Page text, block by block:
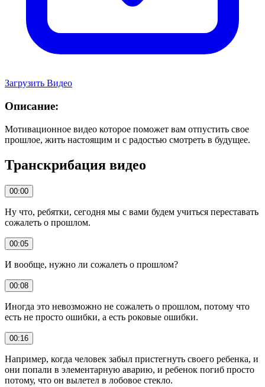
Загрузить Видео
Описание:
Мотивационное видео которое поможет вам отпустить свое
прошлое, жить настоящим и с радостью смотреть в будущее.
Транскрибация видео
00:00
Ну что, ребятки, сегодня мы с вами будем учиться переставать
сожалеть о прошлом.
00:05
И вообще, нужно ли сожалеть о прошлом?
00:08
Иногда это невозможно не сожалеть о прошлом, потому что
есть не просто ошибки, а есть роковые ошибки.
00:16
Например, когда человек забыл пристегнуть своего ребенка, и
они попали в элементарную аварию, и ребенок погиб просто
потому, что он вылетел в лобовое стекло.